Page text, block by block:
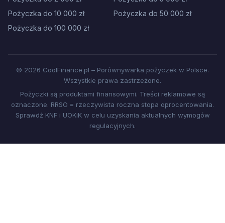
Pożyczka do 10 000 zł
Pożyczka do 50 000 zł
Pożyczka do 100 000 zł
© 2026 CoolFinance.pl – Porównywarka pożyczek w Polsce.
Wszystkie prawa zastrzeżone.
Pożyczki są produktami finansowymi. Treści reklamowe są
oznaczone. RRSO = rzeczywista roczna stopa oprocentowania.
Sprawdź KNF i UOKiK w celu uzyskania aktualnych wymogów
regulacyjnych.